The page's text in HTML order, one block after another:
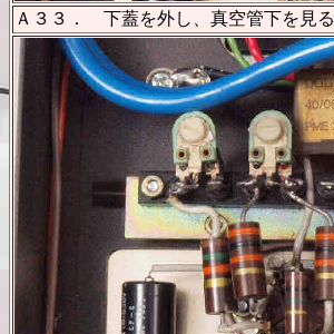
Ａ３３． 下蓋を外し、真空管下を見る